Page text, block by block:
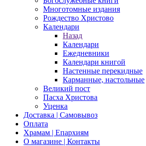
Многотомные издания
Рождество Христово
Календари
Назад
Календари
Ежедневники
Календари книгой
Настенные перекидные
Карманные, настольные
Великий пост
Пасха Христова
Уценка
Доставка | Самовывоз
Оплата
Храмам | Епархиям
О магазине | Контакты